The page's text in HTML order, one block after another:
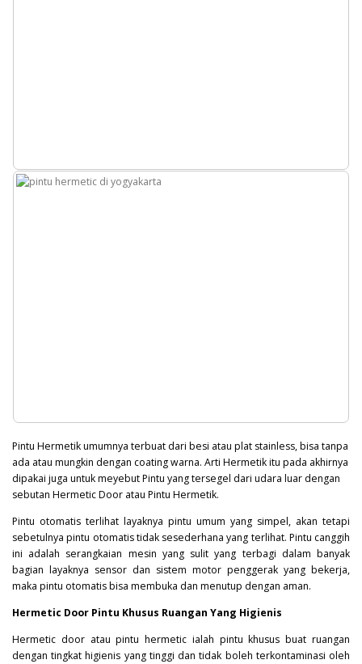
Pintu Hermetik umumnya terbuat dari besi atau plat stainless, bisa tanpa
ada atau mungkin dengan coating warna. Arti Hermetik itu pada akhirnya
dipakai juga untuk meyebut Pintu yang tersegel dari udara luar dengan
sebutan Hermetic Door atau Pintu Hermetik.
Pintu otomatis terlihat layaknya pintu umum yang simpel, akan tetapi
sebetulnya pintu otomatis tidak sesederhana yang terlihat. Pintu canggih
ini adalah serangkaian mesin yang sulit yang terbagi dalam banyak
bagian layaknya sensor dan sistem motor penggerak yang bekerja,
maka pintu otomatis bisa membuka dan menutup dengan aman.
Hermetic Door Pintu Khusus Ruangan Yang Higienis
Hermetic door atau pintu hermetic ialah pintu khusus buat ruangan
dengan tingkat higienis yang tinggi dan tidak boleh terkontaminasi oleh